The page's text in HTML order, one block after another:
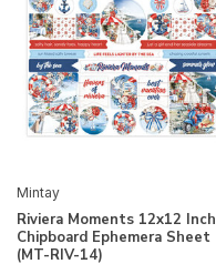
Mintay
Riviera Moments 12x12 Inch
Chipboard Ephemera Sheet
(MT-RIV-14)